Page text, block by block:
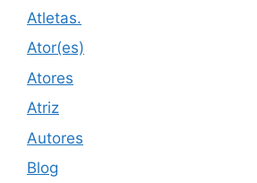
Atletas.
Ator(es)
Atores
Atriz
Autores
Blog